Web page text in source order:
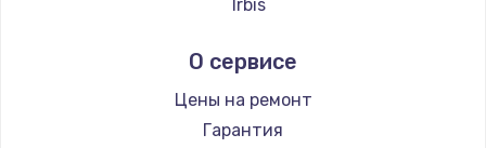
Irbis
Microsoft
BlackView
Amazon
О сервисе
Цены на ремонт
Гарантия